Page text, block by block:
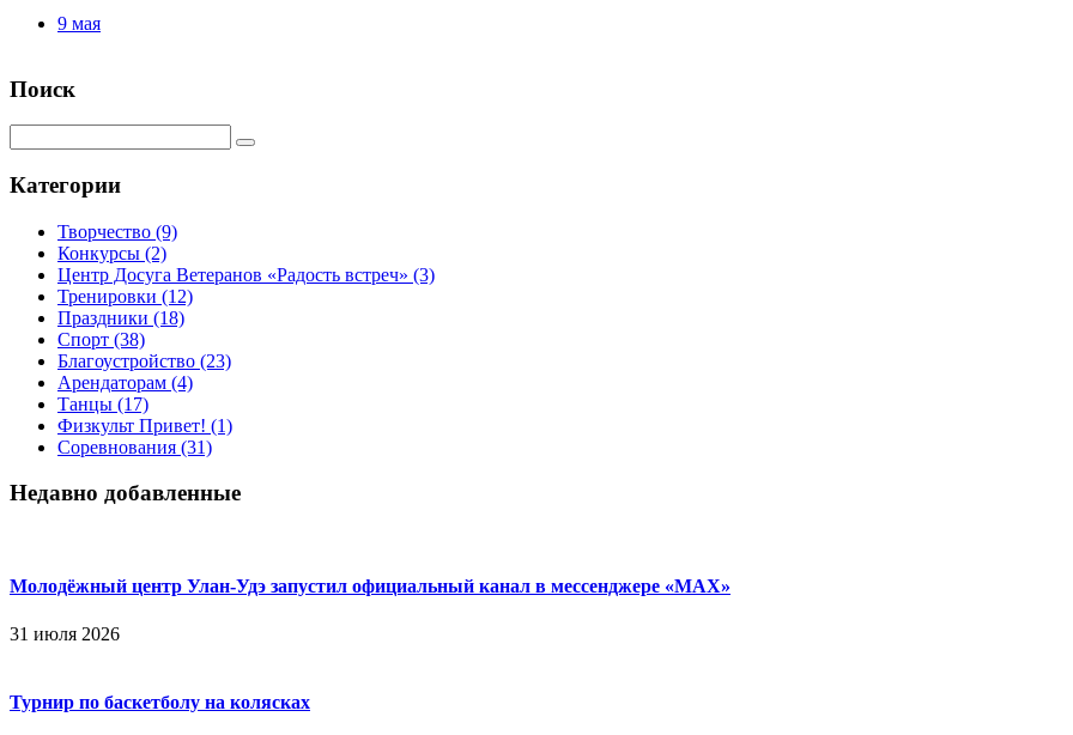
9 мая
Поиск
Категории
Творчество (9)
Конкурсы (2)
Центр Досуга Ветеранов «Радость встреч» (3)
Тренировки (12)
Праздники (18)
Спорт (38)
Благоустройство (23)
Арендаторам (4)
Танцы (17)
Физкульт Привет! (1)
Соревнования (31)
Недавно добавленные
Молодёжный центр Улан-Удэ запустил официальный канал в мессенджере «МАХ»
31 июля 2026
Турнир по баскетболу на колясках